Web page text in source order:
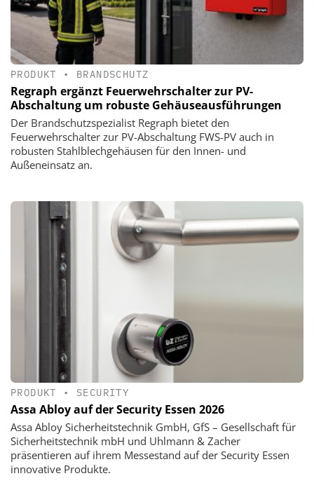
PRODUKT • BRANDSCHUTZ
Regraph ergänzt Feuerwehrschalter zur PV-
Abschaltung um robuste Gehäuseausführungen
Der Brandschutzspezialist Regraph bietet den
Feuerwehrschalter zur PV-Abschaltung FWS-PV auch in
robusten Stahlblechgehäusen für den Innen- und
Außeneinsatz an.
PRODUKT • SECURITY
Assa Abloy auf der Security Essen 2026
Assa Abloy Sicherheitstechnik GmbH, GfS – Gesellschaft für
Sicherheitstechnik mbH und Uhlmann & Zacher
präsentieren auf ihrem Messestand auf der Security Essen
innovative Produkte.